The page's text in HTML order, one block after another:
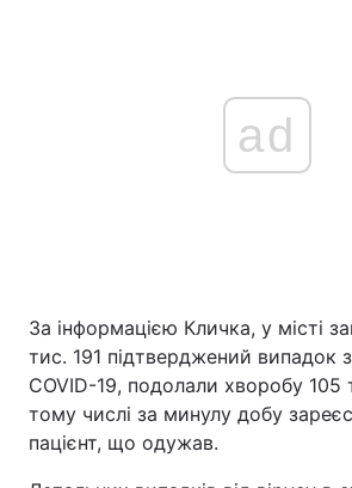
ad
За інформацією Кличка, у місті
тис. 191 підтверджений випадок
COVID-19, подолали хворобу 105
тому числі за минулу добу
пацієнт, що одужав.